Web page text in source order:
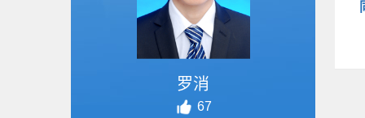
罗消
67